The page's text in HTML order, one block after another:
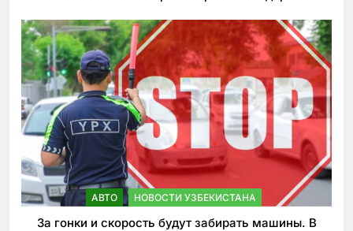
АВТО НОВОСТИ УЗБЕКИСТАНА
За гонки и скорость будут забирать машины. В